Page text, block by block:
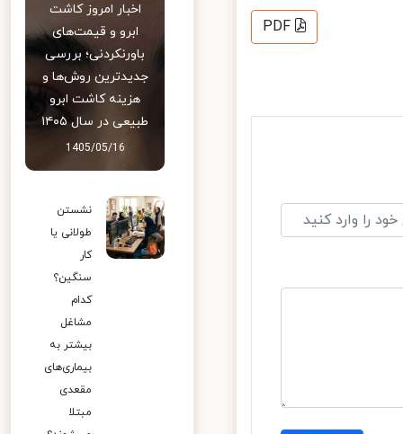
PDF
اخبار امروز کاشت
ابرو و قیمت‌های
باورنکردنی؛ بررسی
جدیدترین روش‌ها و
هزینه کاشت ابرو
طبیعی در سال ۱۴۰۵
1405/05/16
نشستن
طولانی یا
کار
سنگین؟
کدام
مشاغل
بیشتر به
بیماری‌های
مقعدی
مبتلا